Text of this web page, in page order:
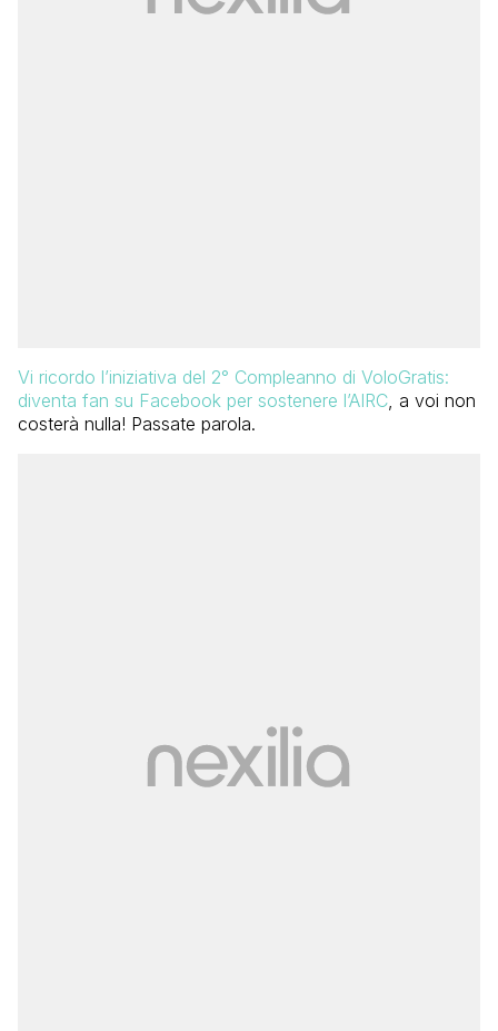
Vi ricordo l’iniziativa del 2° Compleanno di VoloGratis:
diventa fan su Facebook per sostenere l’AIRC, a voi non
costerà nulla! Passate parola.